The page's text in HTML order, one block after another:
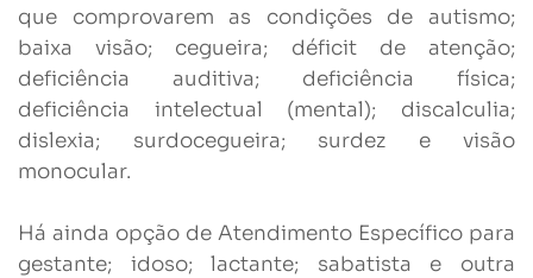
que comprovarem as condições de autismo;
baixa visão; cegueira; déficit de atenção;
deficiência auditiva; deficiência física;
deficiência intelectual (mental); discalculia;
dislexia; surdocegueira; surdez e visão
monocular.
Há ainda opção de Atendimento Específico para
gestante; idoso; lactante; sabatista e outra